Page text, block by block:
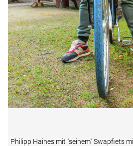
Philipp Haines mit "seinem" Swapfiets